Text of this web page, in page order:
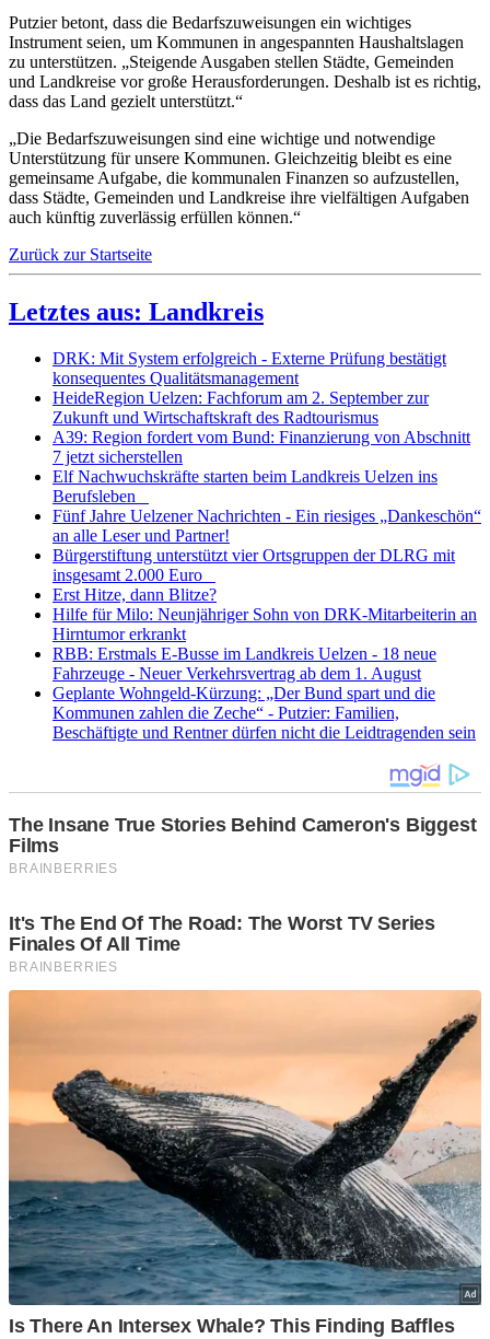
Putzier betont, dass die Bedarfszuweisungen ein wichtiges
Instrument seien, um Kommunen in angespannten Haushaltslagen
zu unterstützen. „Steigende Ausgaben stellen Städte, Gemeinden
und Landkreise vor große Herausforderungen. Deshalb ist es richtig,
dass das Land gezielt unterstützt.“
„Die Bedarfszuweisungen sind eine wichtige und notwendige
Unterstützung für unsere Kommunen. Gleichzeitig bleibt es eine
gemeinsame Aufgabe, die kommunalen Finanzen so aufzustellen,
dass Städte, Gemeinden und Landkreise ihre vielfältigen Aufgaben
auch künftig zuverlässig erfüllen können.“
Zurück zur Startseite
Letztes aus: Landkreis
DRK: Mit System erfolgreich - Externe Prüfung bestätigt
konsequentes Qualitätsmanagement
HeideRegion Uelzen: Fachforum am 2. September zur
Zukunft und Wirtschaftskraft des Radtourismus
A39: Region fordert vom Bund: Finanzierung von Abschnitt
7 jetzt sicherstellen
Elf Nachwuchskräfte starten beim Landkreis Uelzen ins
Berufsleben
Fünf Jahre Uelzener Nachrichten - Ein riesiges „Dankeschön“
an alle Leser und Partner!
Bürgerstiftung unterstützt vier Ortsgruppen der DLRG mit
insgesamt 2.000 Euro
Erst Hitze, dann Blitze?
Hilfe für Milo: Neunjähriger Sohn von DRK-Mitarbeiterin an
Hirntumor erkrankt
RBB: Erstmals E-Busse im Landkreis Uelzen - 18 neue
Fahrzeuge - Neuer Verkehrsvertrag ab dem 1. August
Geplante Wohngeld-Kürzung: „Der Bund spart und die
Kommunen zahlen die Zeche“ - Putzier: Familien,
Beschäftigte und Rentner dürfen nicht die Leidtragenden sein